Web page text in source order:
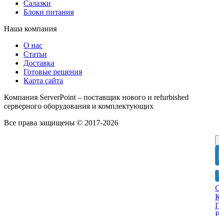
Салазки
Блоки питания
Наша компания
О нас
Статьи
Доставка
Готовые решения
Карта сайта
Компания ServerPoint – поставщик нового и refurbished
серверного оборудования и комплектующих
Все права защищены © 2017-2026